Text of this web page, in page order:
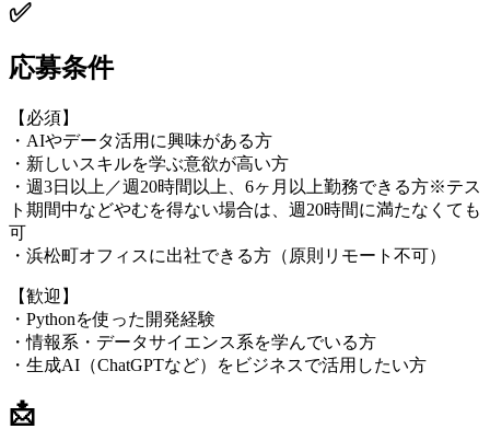
✅
応募条件
【必須】
・AIやデータ活用に興味がある方
・新しいスキルを学ぶ意欲が高い方
・週3日以上／週20時間以上、6ヶ月以上勤務できる方※テス
ト期間中などやむを得ない場合は、週20時間に満たなくても
可
・浜松町オフィスに出社できる方（原則リモート不可）
【歓迎】
・Pythonを使った開発経験
・情報系・データサイエンス系を学んでいる方
・生成AI（ChatGPTなど）をビジネスで活用したい方
📩